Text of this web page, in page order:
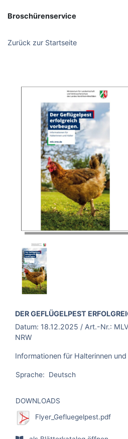
Broschürenservice
Zurück zur Startseite
BROSCHÜRE:
DER GEFLÜGELPEST
Datum: 18.12.2025 / Art.-Nr.:
NRW
Informationen für Halterinnen
Sprache: Deutsch
DOWNLOADS
Flyer_Gefluegelpest.pdf